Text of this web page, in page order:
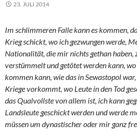
23. JULI 2014
Im schlimmeren Falle kann es kommen,
Krieg schickt, wo ich gezwungen werde,
Nationalität, die mir nichts gethan haben,
verstümmelt und getötet werden kann,
kommen kann, wie das in Sewastopol
Kriege vorkommt, wo Leute in den Tod
das Qualvollste von allem ist, ich kann
Landsleute geschickt werden und werde
müssen um dynastischer oder mir ganz